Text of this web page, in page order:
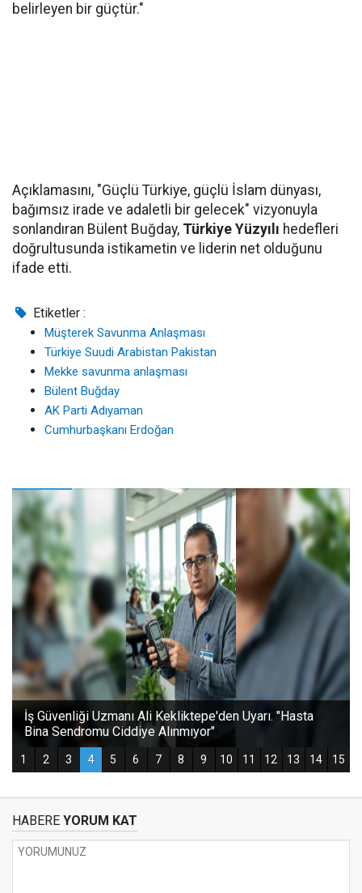
belirleyen bir güçtür."
Açıklamasını, "Güçlü Türkiye, güçlü İslam dünyası,
bağımsız irade ve adaletli bir gelecek" vizyonuyla
sonlandıran Bülent Buğday, Türkiye Yüzyılı hedefleri
doğrultusunda istikametin ve liderin net olduğunu
ifade etti.
Etiketler :
Müşterek Savunma Anlaşması
Türkiye Suudi Arabistan Pakistan
Mekke savunma anlaşması
Bülent Buğday
AK Parti Adıyaman
Cumhurbaşkanı Erdoğan
HABERE YORUM KAT